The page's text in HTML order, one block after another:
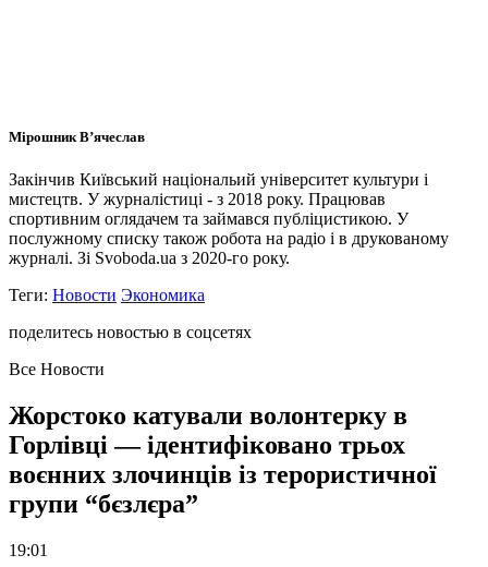
Мірошник В’ячеслав
Закінчив Київський національий університет культури і
мистецтв. У журналістиці - з 2018 року. Працював
спортивним оглядачем та займався публіцистикою. У
послужному списку також робота на радіо і в друкованому
журналі. Зі Svoboda.ua з 2020-го року.
Теги: Новости Экономика
поделитесь новостью в соцсетях
Все Новости
Жорстоко катували волонтерку в
Горлівці — ідентифіковано трьох
воєнних злочинців із терористичної
групи “бєзлєра”
19:01